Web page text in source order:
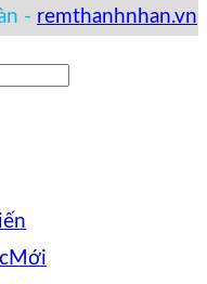
- remthanhnhan.vn